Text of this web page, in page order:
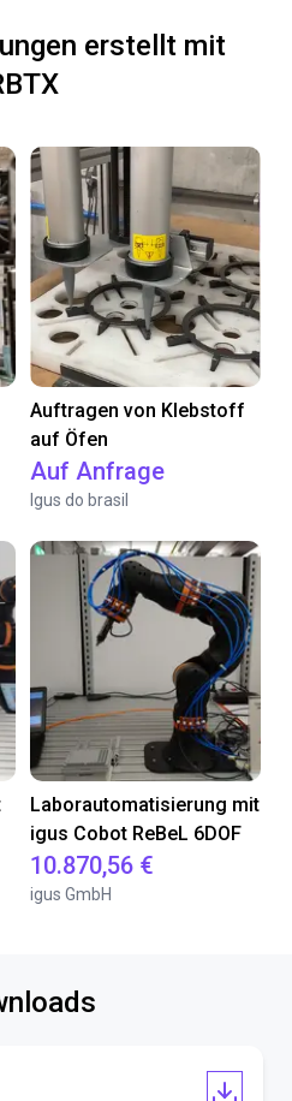
erstellt mit
Auftragen von Klebstoff
auf Öfen
Auf Anfrage
Igus do brasil
Laborautomatisierung mit
igus Cobot ReBeL 6DOF
10.870,56 €
igus GmbH